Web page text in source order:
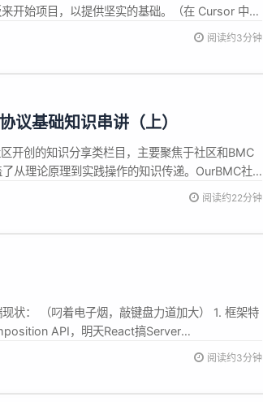
开始项目，以提供坚实的基础。（在 Cursor 中，
功能、数据库和授权的 nextjs 应用：
阅读约3分钟
议基础知识串讲（上）
开创的知识分享类栏目，主要聚焦于社区和BMC
从理论原理到实践操作的知识传递。OurBMC社
深入了解到社区文化、理念及特色，增进开发者对
阅读约22分钟
状： （叼着电子烟，敲键盘力道加大） 1. 框架特
API，明天React搞Server
你们是搞前端还是给尤雨溪/丹老师刷KPI呢？天
阅读约3分钟